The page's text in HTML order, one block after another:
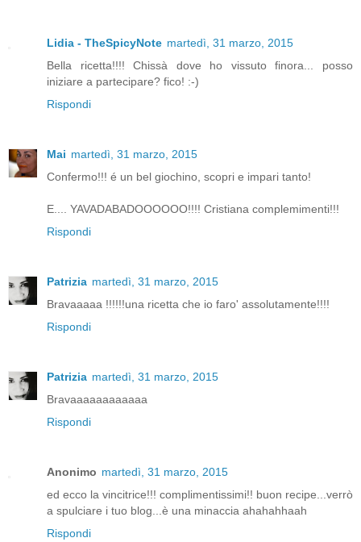
Lidia - TheSpicyNote martedì, 31 marzo, 2015
Bella ricetta!!!! Chissà dove ho vissuto finora... posso
iniziare a partecipare? fico! :-)
Rispondi
Mai martedì, 31 marzo, 2015
Confermo!!! é un bel giochino, scopri e impari tanto!
E.... YAVADABADOOOOOO!!!! Cristiana complemimenti!!!
Rispondi
Patrizia martedì, 31 marzo, 2015
Bravaaaaa !!!!!!una ricetta che io faro' assolutamente!!!!
Rispondi
Patrizia martedì, 31 marzo, 2015
Bravaaaaaaaaaaaa
Rispondi
Anonimo martedì, 31 marzo, 2015
ed ecco la vincitrice!!! complimentissimi!! buon recipe...verrò
a spulciare i tuo blog...è una minaccia ahahahhaah
Rispondi